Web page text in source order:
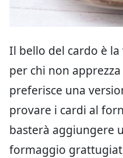
Il bello del cardo è
per chi non
preferisce una
provare i cardi al
basterà aggiungere
formaggio